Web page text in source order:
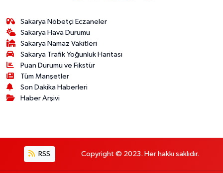
Sakarya Nöbetçi Eczaneler
Sakarya Hava Durumu
Sakarya Namaz Vakitleri
Sakarya Trafik Yoğunluk Haritası
Puan Durumu ve Fikstür
Tüm Manşetler
Son Dakika Haberleri
Haber Arşivi
RSS Copyright © 2023. Her hakkı saklıdır.